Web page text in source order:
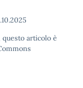
articolo è